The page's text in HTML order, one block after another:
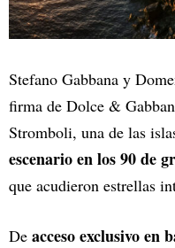
Stefano Gabbana y
firma de Dolce &
Stromboli, una de las
escenario en los 90 de
que acudieron estrellas
De acceso exclusivo en